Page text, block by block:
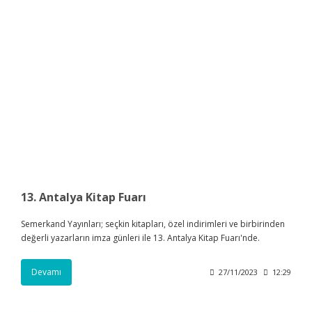
13. Antalya Kitap Fuarı
Semerkand Yayınları; seçkin kitapları, özel indirimleri ve birbirinden
değerli yazarların imza günleri ile 13. Antalya Kitap Fuarı'nde.
Devamı 27/11/2023 12:29